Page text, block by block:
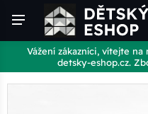
Vážení zákazníci, vítejte
detsky-eshop.cz.